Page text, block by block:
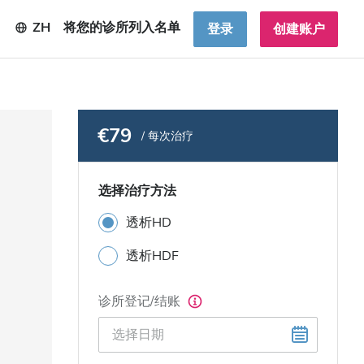
ZH 将您的诊所列入名单 登录 创建账户
€79 / 每次治疗
选择治疗方法
透析HD
透析HDF
诊所登记/结账